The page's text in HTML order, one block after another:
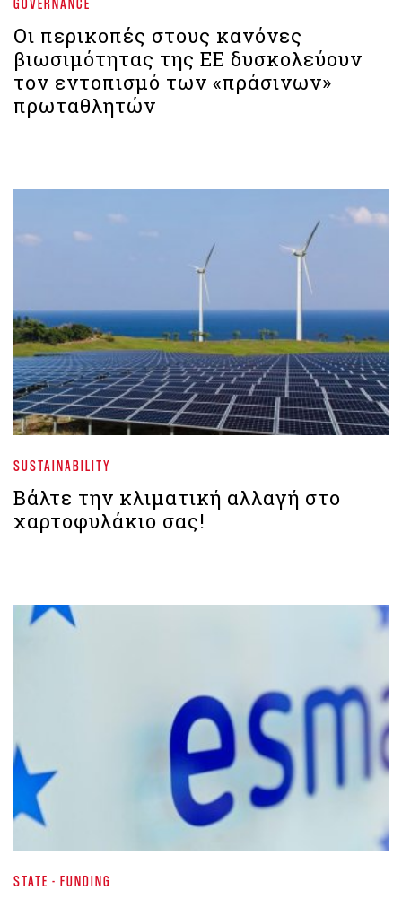
Οι περικοπές στους κανόνες
βιωσιμότητας της ΕΕ δυσκολεύουν
τον εντοπισμό των «πράσινων»
πρωταθλητών
SUSTAINABILITY
Βάλτε την κλιματική αλλαγή στο
χαρτοφυλάκιο σας!
STATE - FUNDING